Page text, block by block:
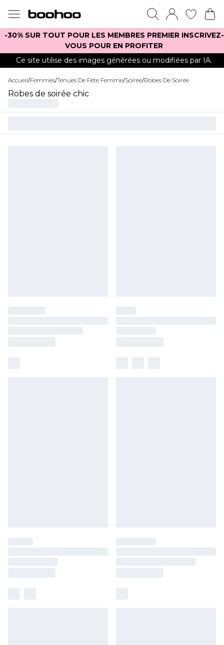
-30% SUR TOUT POUR LES MEMBRES PREMIER INSCRIVEZ-
VOUS POUR EN PROFITER
Ce site utilise des images générées ou modifiées par IA.
Accueil/Femmes/Tenues De Fête Femme/Soirée/Robes De Soirée
Robes de soirée chic